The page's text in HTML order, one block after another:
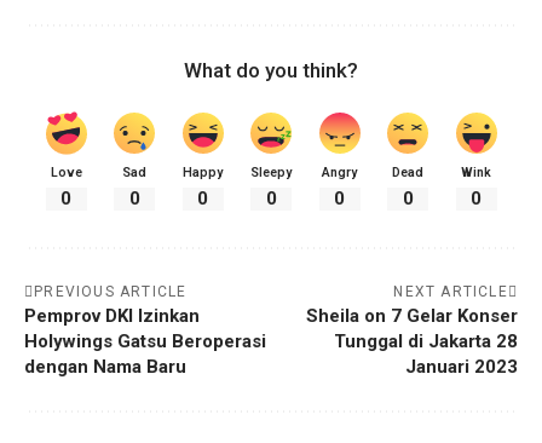
What do you think?
Love
0
Sad
0
Happy
0
Sleepy
0
Angry
0
Dead
0
Wink
0
PREVIOUS ARTICLE
Pemprov DKI Izinkan
Holywings Gatsu Beroperasi
dengan Nama Baru
NEXT ARTICLE
Sheila on 7 Gelar Konser
Tunggal di Jakarta 28
Januari 2023